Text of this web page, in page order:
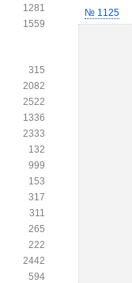
1281
1559
315
2082
2522
1336
2333
132
999
153
317
311
265
222
2442
594
№ 1125